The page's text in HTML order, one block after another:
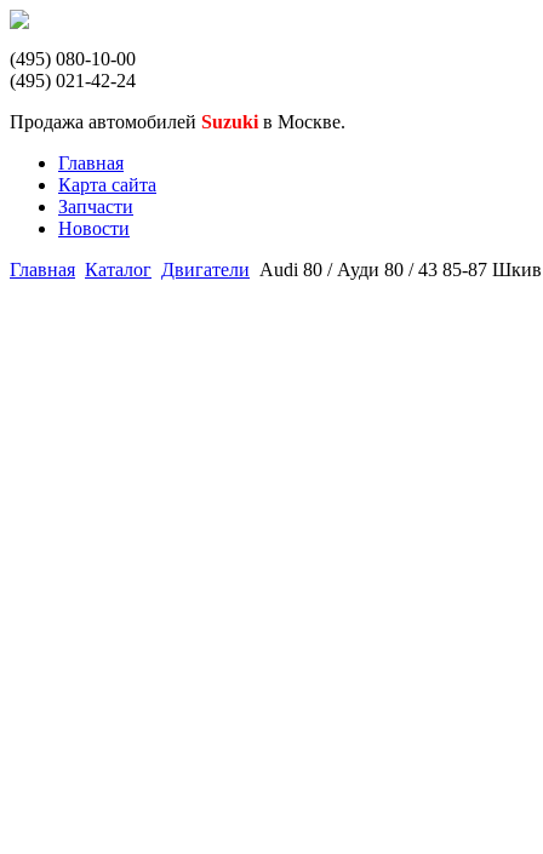
(495) 080-10-00
(495) 021-42-24
Продажа автомобилей Suzuki в Москве.
Главная
Карта сайта
Запчасти
Новости
Главная Каталог Двигатели Audi 80 / Ауди 80 / 43 85-87